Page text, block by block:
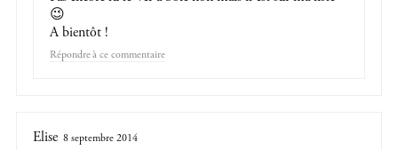
😉
A bientôt !
Répondre
Elise 8 septembre 2014